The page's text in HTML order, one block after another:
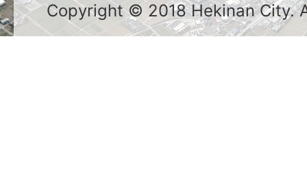
Copyright © 2018 Hekinan City.